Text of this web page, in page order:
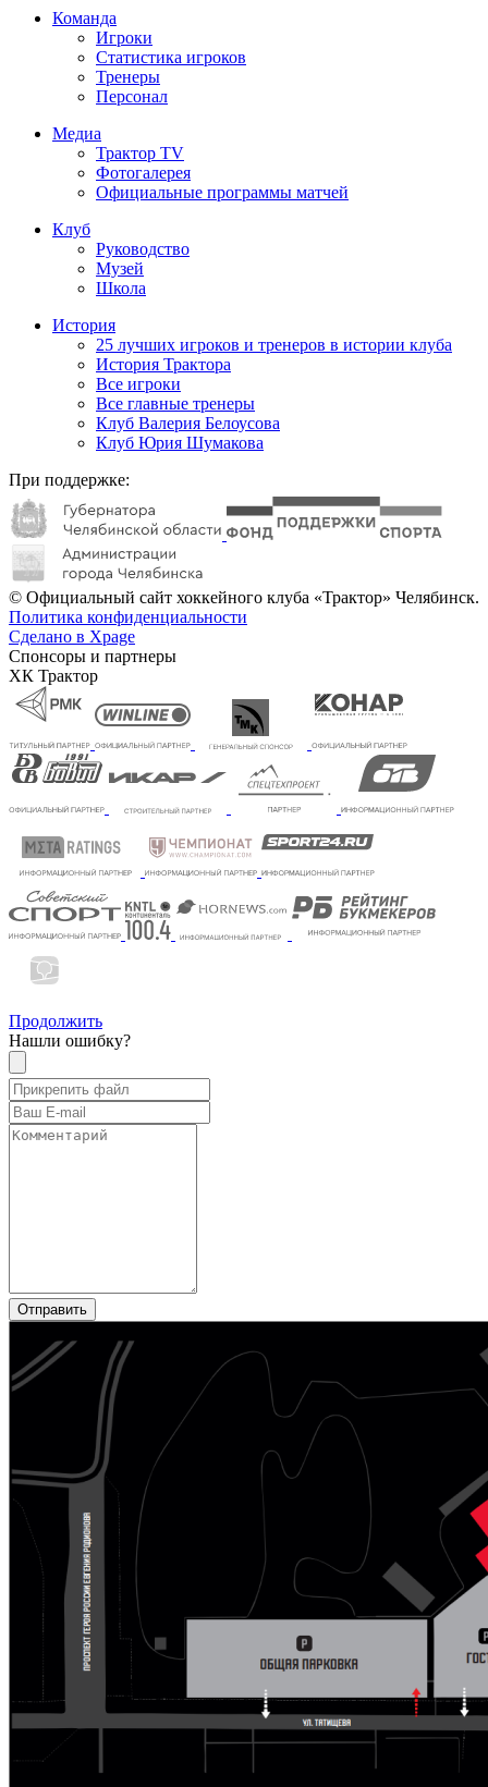
Команда
Игроки
Статистика игроков
Тренеры
Персонал
Медиа
Трактор TV
Фотогалерея
Официальные программы матчей
Клуб
Руководство
Музей
Школа
История
25 лучших игроков и тренеров в истории клуба
История Трактора
Все игроки
Все главные тренеры
Клуб Валерия Белоусова
Клуб Юрия Шумакова
При поддержке:
© Официальный сайт хоккейного клуба «Трактор» Челябинск.
Политика конфиденциальности
Сделано в Xpage
Спонсоры и партнеры
ХК Трактор
Продолжить
Нашли ошибку?